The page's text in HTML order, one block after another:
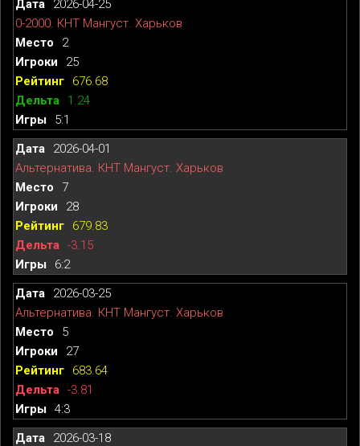
2026-04-25
0-2000. КНТ Мангуст. Харьков
2
25
676.68
1.24
5:1
2026-04-01
Альтернатива. КНТ Мангуст. Харьков
7
28
679.83
-3.15
6:2
2026-03-25
Альтернатива. КНТ Мангуст. Харьков
5
27
683.64
-3.81
4:3
2026-03-18